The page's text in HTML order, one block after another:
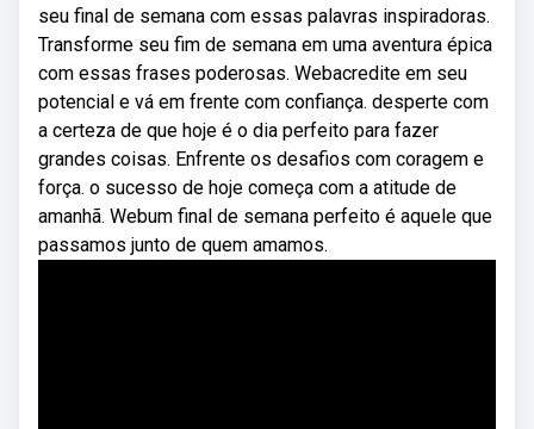
seu final de semana com essas palavras inspiradoras.
Transforme seu fim de semana em uma aventura épica
com essas frases poderosas. Webacredite em seu
potencial e vá em frente com confiança. desperte com
a certeza de que hoje é o dia perfeito para fazer
grandes coisas. Enfrente os desafios com coragem e
força. o sucesso de hoje começa com a atitude de
amanhã. Webum final de semana perfeito é aquele que
passamos junto de quem amamos.